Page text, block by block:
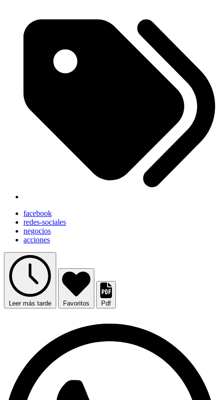
facebook
redes-sociales
negocios
acciones
Leer más tarde Favoritos Pdf